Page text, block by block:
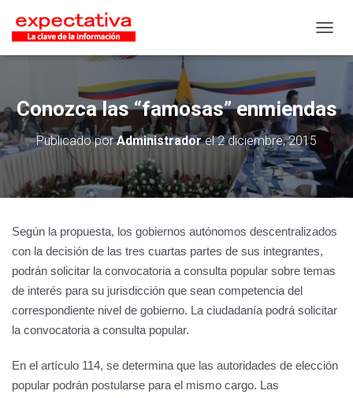
Conozca las “famosas” enmiendas
Publicado porAdministradorel2 diciembre, 2015
Según la propuesta, los gobiernos autónomos descentralizados
con la decisión de las tres cuartas partes de sus integrantes,
podrán solicitar la convocatoria a consulta popular sobre temas
de interés para su jurisdicción que sean competencia del
correspondiente nivel de gobierno. La ciudadanía podrá solicitar
la convocatoria a consulta popular.
En el artículo 114, se determina que las autoridades de elección
popular podrán postularse para el mismo cargo. Las